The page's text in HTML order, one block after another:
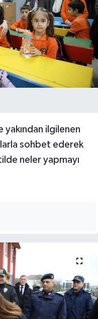
yakından ilgilenen
sohbet ederek
neler yapmayı